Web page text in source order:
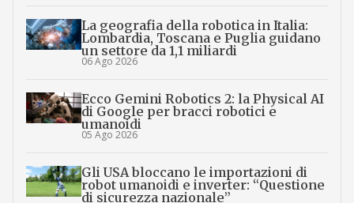
La geografia della robotica in Italia:
Lombardia, Toscana e Puglia guidano
un settore da 1,1 miliardi
06 Ago 2026
Ecco Gemini Robotics 2: la Physical AI
di Google per bracci robotici e
umanoidi
05 Ago 2026
Gli USA bloccano le importazioni di
robot umanoidi e inverter: “Questione
di sicurezza nazionale”